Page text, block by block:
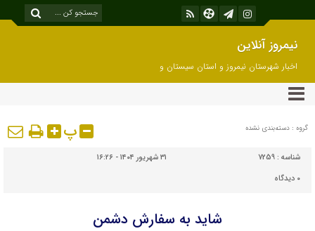
نیمروز آنلاین
اخبار شهرستان نیمروز و استان سیستان و
بلوچستان
گروه : دسته‌بندی نشده پ
شناسه : 7259
۳۱ شهریور ۱۴۰۴ - ۱۶:۲۶
۰ دیدگاه
شاید به سفارش دشمن